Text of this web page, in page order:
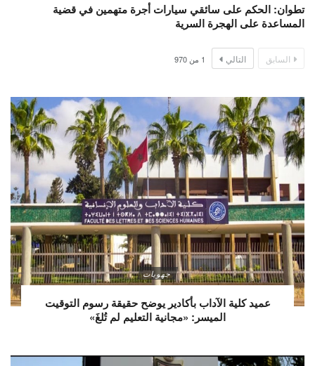
تطوان: الحكم على سائقي سيارات أجرة متهمين في قضية
المساعدة على الهجرة السرية
السابق التالي 1 من 970
جهويات
عميد كلية الآداب بأكادير يوضح حقيقة رسوم التوقيت
الميسر: «مجانية التعليم لم تُلغَ»